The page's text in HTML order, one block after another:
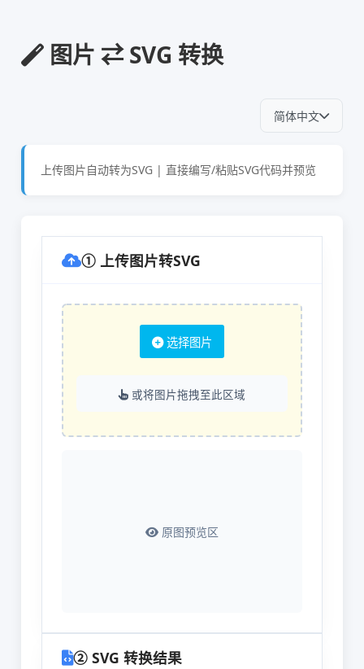
图片 ⇄ SVG 转换
简体中文
上传图片自动转为SVG | 直接编写/粘贴SVG代码并预览
① 上传图片转SVG
选择图片
或将图片拖拽至此区域
原图预览区
② SVG 转换结果